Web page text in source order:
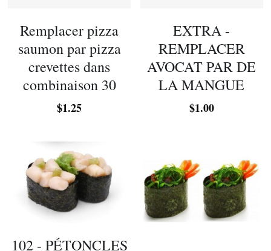
Remplacer pizza
saumon par pizza
crevettes dans
combinaison 30
$1.25
EXTRA -
REMPLACER
AVOCAT PAR DE
LA MANGUE
$1.00
102 - PÉTONCLES